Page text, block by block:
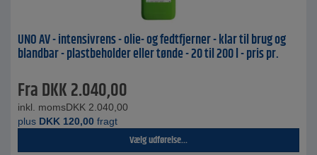
UNO AV - intensivrens - olie- og fedtfjerner - klar til brug og
blandbar - plastbeholder eller tønde - 20 til 200 l - pris pr.
FraDKK2.040,00
inkl. momsDKK 2.040,00
plus DKK 120,00 fragt
Vælg udførelse...